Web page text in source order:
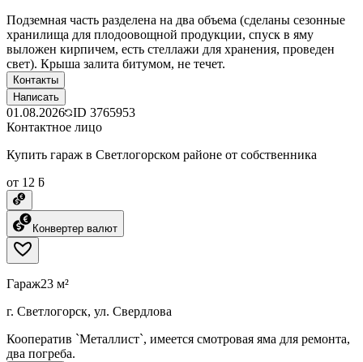
Подземная часть разделена на два объема (сделаны сезонные
хранилища для плодоовощной продукции, спуск в яму
выложен кирпичем, есть стеллажи для хранения, проведен
свет). Крыша залита битумом, не течет.
Контакты
Написать
01.08.2026 ID 3765953
Контактное лицо
Купить гараж в Светлогорском районе от собственника
от 12 ƃ
Конвертер валют
Гараж23 м²
г. Светлогорск, ул. Свердлова
Кооператив `Металлист`, имеется смотровая яма для ремонта,
два погреба.